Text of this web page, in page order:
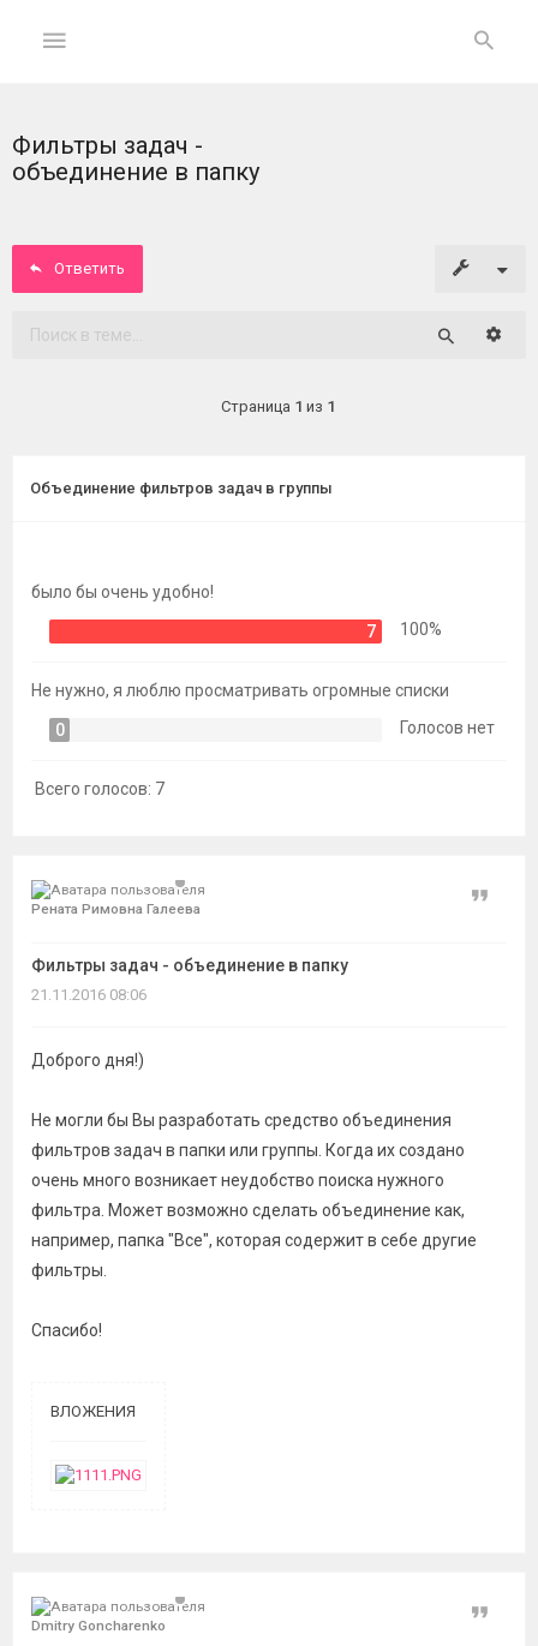
ГЛАВНАЯ
Вход
Фильтры задач -
объединение в папку
Ответить
Страница 1 из 1
Объединение фильтров задач в группы
было бы очень удобно!
7 100%
Не нужно, я люблю просматривать огромные списки
0 Голосов нет
Всего голосов: 7
Рената Римовна Галеева
Фильтры задач - объединение в папку
Цитата
21.11.2016 08:06
Доброго дня!)
Не могли бы Вы разработать средство объединения
фильтров задач в папки или группы. Когда их создано
очень много возникает неудобство поиска нужного
фильтра. Может возможно сделать объединение как,
например, папка "Все", которая содержит в себе другие
фильтры.
Спасибо!
ВЛОЖЕНИЯ
Dmitry Goncharenko
Цитата